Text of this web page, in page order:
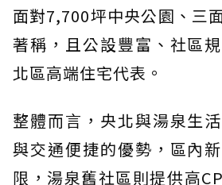
面對7,700坪中央公園、三
著稱，且公設豐富、社區
北區高端住宅代表。
整體而言，央北與湯泉生
與交通便捷的優勢，區內
限，湯泉舊社區則提供高